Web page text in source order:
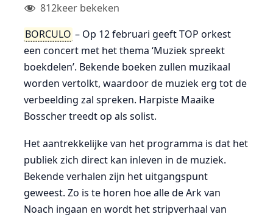
812keer bekeken
BORCULO – Op 12 februari geeft TOP orkest
een concert met het thema ‘Muziek spreekt
boekdelen’. Bekende boeken zullen muzikaal
worden vertolkt, waardoor de muziek erg tot de
verbeelding zal spreken. Harpiste Maaike
Bosscher treedt op als solist.
Het aantrekkelijke van het programma is dat het
publiek zich direct kan inleven in de muziek.
Bekende verhalen zijn het uitgangspunt
geweest. Zo is te horen hoe alle de Ark van
Noach ingaan en wordt het stripverhaal van